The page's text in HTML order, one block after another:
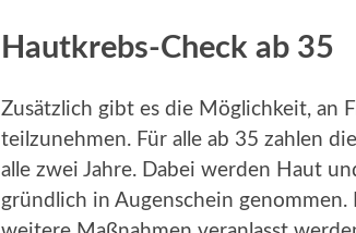
Hautkrebs-Check ab 35
Zusätzlich gibt es die Möglichkeit, an
teilzunehmen. Für alle ab 35 zahlen
alle zwei Jahre. Dabei werden Haut
gründlich in Augenschein